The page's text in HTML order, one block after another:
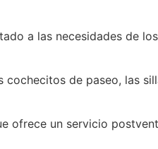
a las necesidades de
cochecitos de paseo, las
ofrece un servicio